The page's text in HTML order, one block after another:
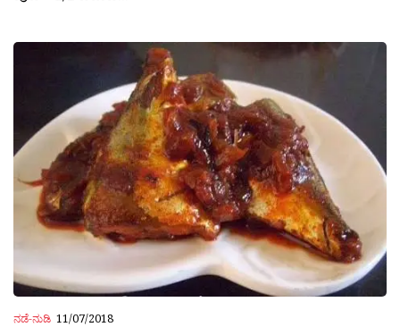
ನಡೆ-ನುಡಿ 11/07/2018